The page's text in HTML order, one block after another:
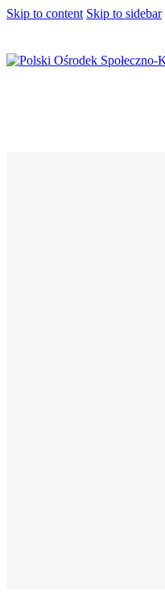
Skip to content Skip to sidebar